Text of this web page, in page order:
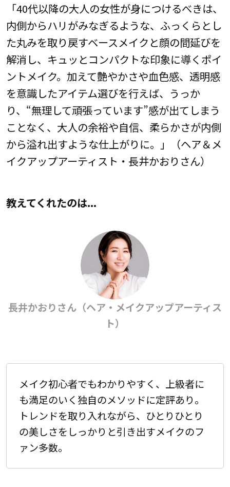
「40代以降の大人の女性が身につけるべきは、
内側からハリがみなぎるような、ふっくらとし
た丸みを取り戻すベースメイクと顔の間延びを
解消し、キュッとコンパクトな印象に導くポイ
ントメイク。加えて艶やかさや血色感、透明感
を意識したアイテム選びを行えば、うっか
り、“無理して頑張っています”感が出てしまう
ことなく、大人の余裕や自信、柔らかさが内側
から溢れ出すような仕上がりに。」（ヘア＆メ
イクアップアーティスト・長井かおりさん）
教えてくれたのは...
長井かおりさん（ヘア・メイクアップアーティス
ト）
メイク初心者でもわかりやすく、上級者に
も満足のいく独自のメソッドに定評あり。
トレンドを取り入れながら、ひとりひとり
の美しさをしっかりと引き出すメイクのフ
ァン多数。